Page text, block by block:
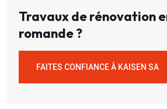
Travaux de rénovation
romande ?
FAITES CONFIANCE À KAISEN SA